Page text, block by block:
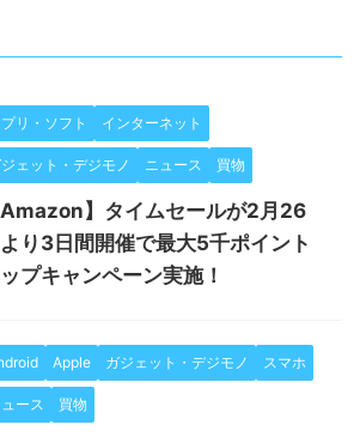
リ・ソフト インターネット
ェット・デジモノ ニュース 買物
Amazon】タイムセールが2月26
より3日間開催で最大5千ポイント
プキャンペーン実施！
Apple ガジェット・デジモノ スマホ
ース 買物